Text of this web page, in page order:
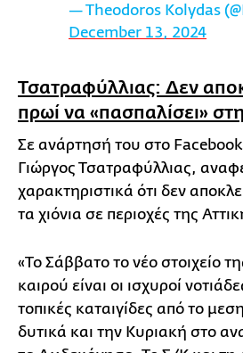
— Theodoros Kolydas
December 13, 2024
Τσατραφύλλιας: Δεν
πρωί να «πασπαλίσει»
Σε ανάρτησή του στο
Γιώργος Τσατραφύλλιας,
χαρακτηριστικά ότι δεν
τα χιόνια σε περιοχές της
«Το Σάββατο το νέο στοιχείο
καιρού είναι οι ισχυροί
τοπικές καταιγίδες από το
δυτικά και την Κυριακή στο